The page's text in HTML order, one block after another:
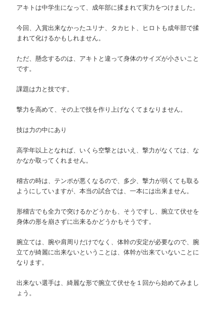
アキトは中学生になって、成年部に揉まれて実力をつけました。
今回、入賞出来なかったユリナ、タカヒト、ヒロトも成年部で揉
まれて化けるかもしれません。
ただ、懸念するのは、アキトと違って身体のサイズが小さいこと
です。
課題は力と技です。
撃力を高めて、その上で技を作り上げなくてまなりません。
技は力の中にあり
高学年以上となれば、いくら空撃とはいえ、撃力がなくては、な
かなか取ってくれません。
稽古の時は、テンポが悪くなるので、多少、撃力が弱くても取る
ようにしていますが、本当の試合では、一本には出来ません。
形稽古でも全力で突けるかどうかも、そうですし、腕立て伏せを
身体の形を崩さずに出来るかどうかもそうです。
腕立ては、腕や肩周りだけでなく、体幹の安定が必要なので、腕
立てが綺麗に出来ないということは、体幹が出来ていないことに
なります。
出来ない選手は、綺麗な形で腕立て伏せを１回から始めてみまし
ょう。